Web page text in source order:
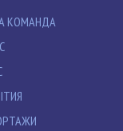
КОМАНДА